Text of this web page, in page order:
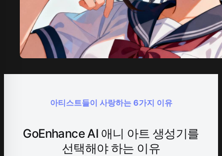
아티스트들이 사랑하는 6가지 이유
GoEnhance AI 애니 아트 생성기를
선택해야 하는 이유